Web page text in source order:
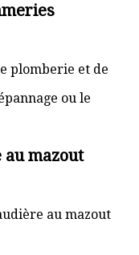
plomberie et de
ou le
au mazout
au mazout